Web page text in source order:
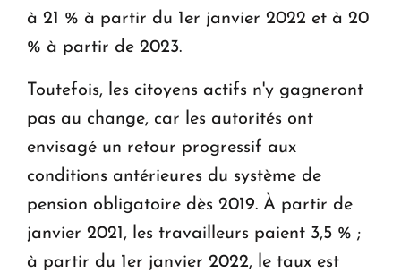
à 21 % à partir du 1er janvier 2022 et à 20
% à partir de 2023.
Toutefois, les citoyens actifs n'y gagneront
pas au change, car les autorités ont
envisagé un retour progressif aux
conditions antérieures du système de
pension obligatoire dès 2019. À partir de
janvier 2021, les travailleurs paient 3,5 % ;
à partir du 1er janvier 2022, le taux est